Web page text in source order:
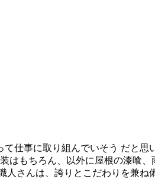
仕事に取り組んでいそう だと
もちろん、以外に屋根の漆喰
さんは、誇りとこだわりを兼